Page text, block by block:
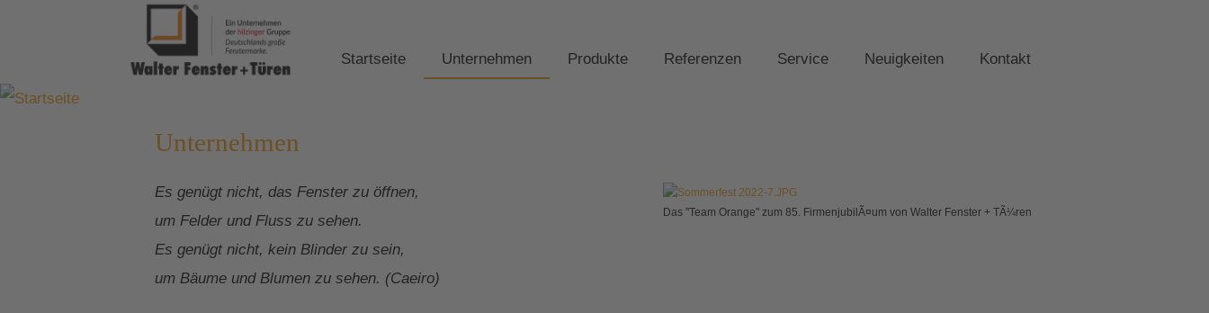
Startseite Unternehmen Produkte Referenzen Service Neuigkeiten Kontakt
Unternehmen
Das "Team Orange" zum 85. FirmenjubilÃ¤um von Walter Fenster + TÃ¼ren
Es genügt nicht, das Fenster zu öffnen,
um Felder und Fluss zu sehen.
Es genügt nicht, kein Blinder zu sein,
um Bäume und Blumen zu sehen. (Caeiro)